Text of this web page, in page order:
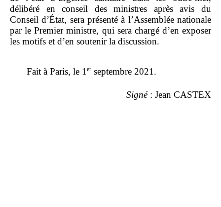
délibéré en conseil des ministres après avis du
Conseil d’État, sera présenté à l’Assemblée nationale
par le Premier ministre, qui sera chargé d’en exposer
les motifs et d’en soutenir la discussion.
Fait à Paris, le 1er septembre 2021.
Signé: Jean CASTEX